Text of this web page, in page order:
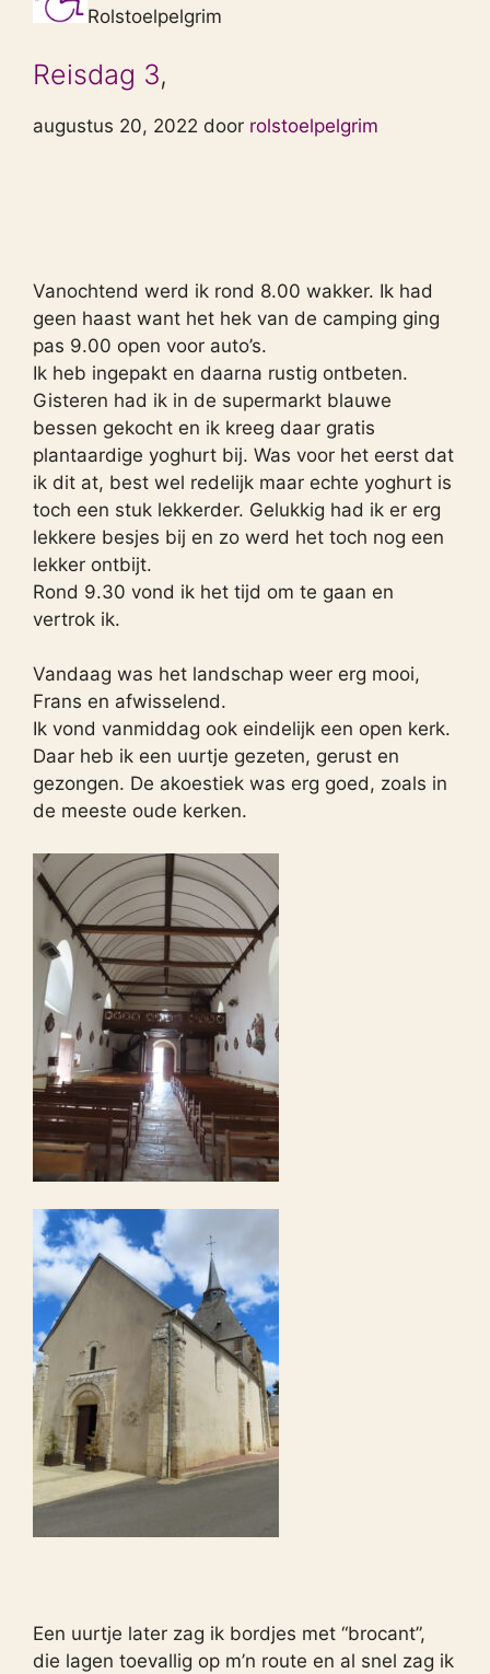
Rolstoelpelgrim
Reisdag 3,
augustus 20, 2022 door rolstoelpelgrim
Vanochtend werd ik rond 8.00 wakker. Ik had
geen haast want het hek van de camping ging
pas 9.00 open voor auto’s.
Ik heb ingepakt en daarna rustig ontbeten.
Gisteren had ik in de supermarkt blauwe
bessen gekocht en ik kreeg daar gratis
plantaardige yoghurt bij. Was voor het eerst dat
ik dit at, best wel redelijk maar echte yoghurt is
toch een stuk lekkerder. Gelukkig had ik er erg
lekkere besjes bij en zo werd het toch nog een
lekker ontbijt.
Rond 9.30 vond ik het tijd om te gaan en
vertrok ik.
Vandaag was het landschap weer erg mooi,
Frans en afwisselend.
Ik vond vanmiddag ook eindelijk een open kerk.
Daar heb ik een uurtje gezeten, gerust en
gezongen. De akoestiek was erg goed, zoals in
de meeste oude kerken.
Een uurtje later zag ik bordjes met “brocant”,
die lagen toevallig op m’n route en al snel zag ik